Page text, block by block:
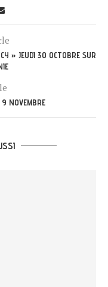
» JEUDI 30 OCTOBRE SUR
NOVEMBRE